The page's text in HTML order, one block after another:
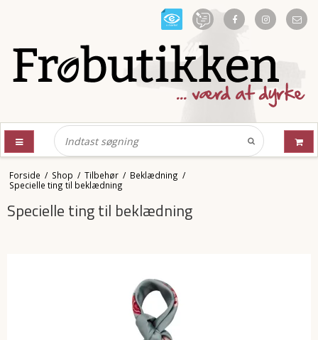
Forside / Shop / Tilbehør / Beklædning /
Specielle ting til beklædning
Specielle ting til beklædning